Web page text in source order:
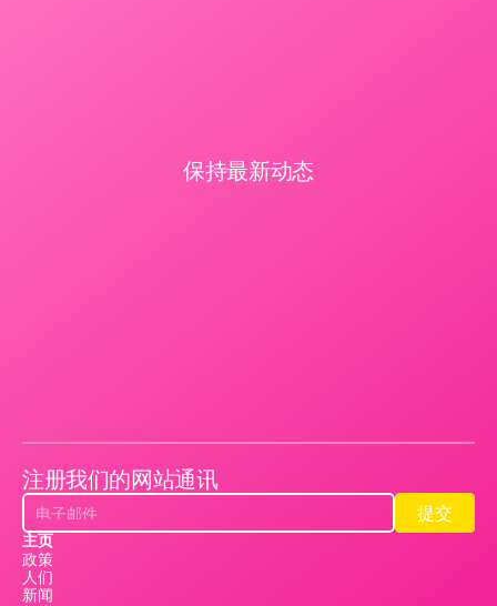
保持最新动态
注册我们的网站通讯
提交
提交
主页
政策
人们
新闻